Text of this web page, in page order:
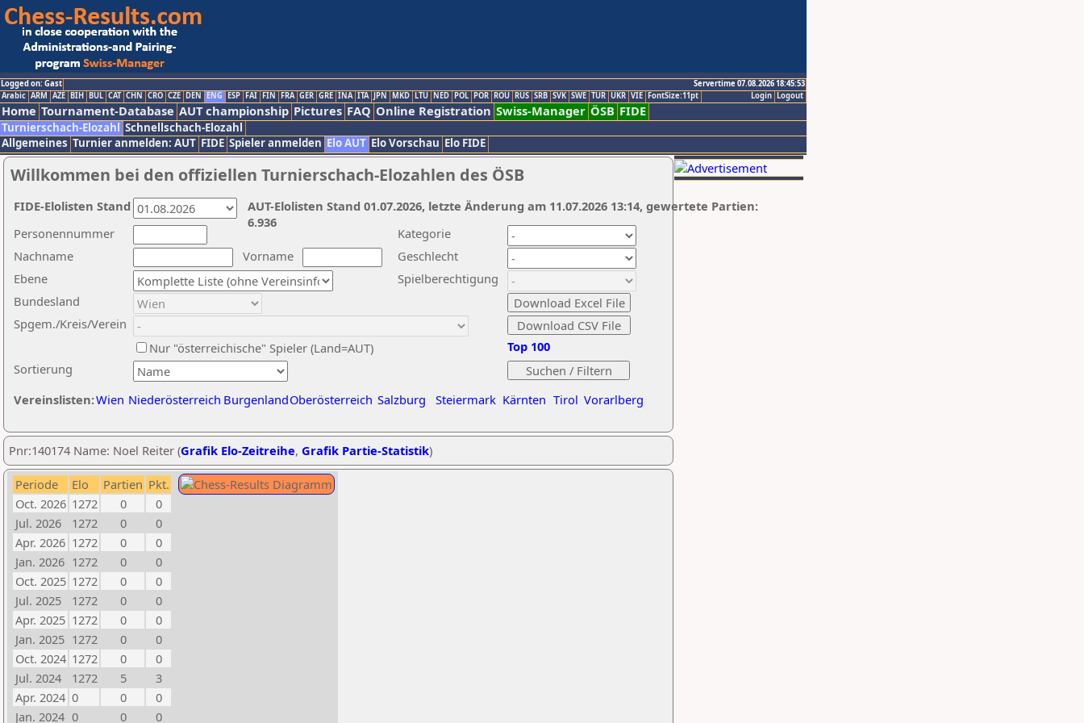
Logged on: Gast
Servertime 07.08.2026 18:45:53
Logout
Login
Arabic ARM AZE BIH BUL CAT CHN CRO CZE DEN ENG ESP FAI FIN FRA GER GRE INA ITA JPN MKD LTU NED POL POR ROU RUS SRB SVK SWE TUR UKR VIE FontSize:11pt
Home Tournament-Database AUT championship Pictures FAQ Online Registration Swiss-Manager ÖSB FIDE
Turnierschach-Elozahl Schnellschach-Elozahl
Allgemeines Turnier anmelden: AUT FIDE Spieler anmelden Elo AUT Elo Vorschau Elo FIDE
Willkommen bei den offiziellen Turnierschach-Elozahlen des ÖSB
Nachname
Vorname
Ebene
Kategorie
Sortierung
Personennummer
Bundesland
Spgem./Kreis/Verein
Geschlecht
Nur "österreichische" Spieler (Land=AUT)
Spielberechtigung
Vereinslisten:Wien Niederösterreich BurgenlandOberösterreich Salzburg Steiermark Kärnten Tirol Vorarlberg
Top 100
AUT-Elolisten Stand 01.07.2026, letzte Änderung am 11.07.2026 13:14, gewertete Partien:
6.936
FIDE-Elolisten Stand
Pnr:140174 Name: Noel Reiter (Grafik Elo-Zeitreihe, Grafik Partie-Statistik)
Periode Elo Partien Pkt.
Oct. 2026 1272 0
0
Jul. 2026
1272 0
0
Apr. 2026 1272 0
0
Jan. 2026 1272 0
0
Oct. 2025 1272 0
0
Jul. 2025
1272 0
0
Apr. 2025 1272 0
0
Jan. 2025 1272 0
0
Oct. 2024 1272 0
0
Jul. 2024
1272 5
3
Apr. 2024 0 0
0
Jan. 2024 0 0
0